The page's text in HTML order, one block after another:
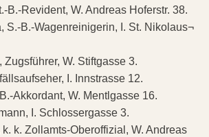
B.-Revident, W. Andreas Hoferstr. 38.
S.-B.-Wagenreinigerin, I. St. Nikolaus¬
Zugsführer, W. Stiftgasse 3.
I. Innstrasse 12.
Akkordant, W. Mentlgasse 16.
I. Schlossergasse 3.
k. Zollamts-Oberoffizial, W. Andreas